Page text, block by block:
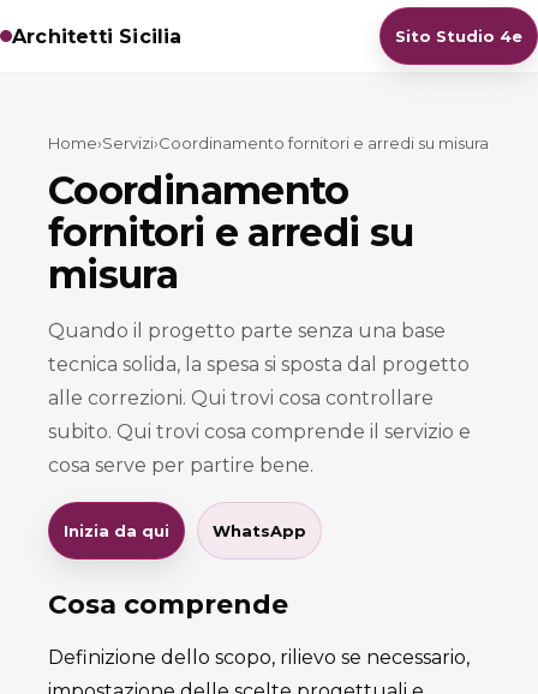
Architetti Sicilia Sito Studio 4e
Home›Servizi›Coordinamento fornitori e arredi su misura
Coordinamento
fornitori e arredi su
misura
Quando il progetto parte senza una base
tecnica solida, la spesa si sposta dal progetto
alle correzioni. Qui trovi cosa controllare
subito. Qui trovi cosa comprende il servizio e
cosa serve per partire bene.
Inizia da qui WhatsApp
Cosa comprende
Definizione dello scopo, rilievo se necessario,